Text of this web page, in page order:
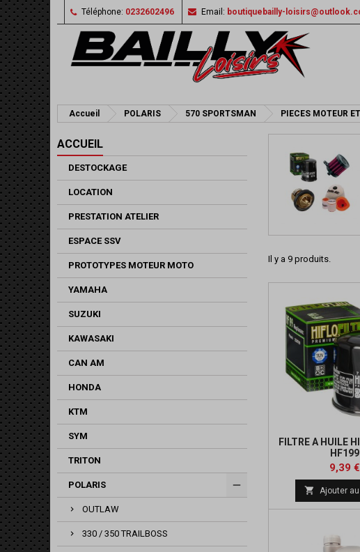
Téléphone: 0232602496 Email: boutiquebailly-
Accueil POLARIS 570 SPORTSMAN PIECES MOTEUR
ACCUEIL
DESTOCKAGE
LOCATION
PRESTATION ATELIER
ESPACE SSV
PROTOTYPES MOTEUR MOTO
YAMAHA
SUZUKI
KAWASAKI
CAN AM
HONDA
KTM
SYM
TRITON
POLARIS
OUTLAW
330 / 350 TRAILBOSS
Il y a 9 produits.
FILTRE A HUILE
HF199
Prix
9,39 €
 Ajouter